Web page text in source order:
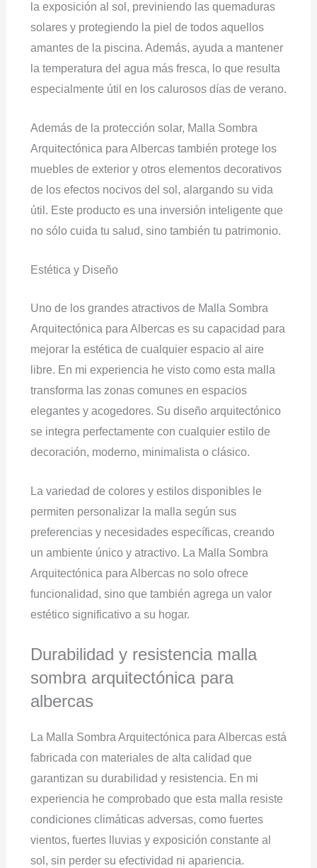
la exposición al sol, previniendo las quemaduras
solares y protegiendo la piel de todos aquellos
amantes de la piscina. Además, ayuda a mantener
la temperatura del agua más fresca, lo que resulta
especialmente útil en los calurosos días de verano.
Además de la protección solar, Malla Sombra
Arquitectónica para Albercas también protege los
muebles de exterior y otros elementos decorativos
de los efectos nocivos del sol, alargando su vida
útil. Este producto es una inversión inteligente que
no sólo cuida tu salud, sino también tu patrimonio.
Estética y Diseño
Uno de los grandes atractivos de Malla Sombra
Arquitectónica para Albercas es su capacidad para
mejorar la estética de cualquier espacio al aire
libre. En mi experiencia he visto como esta malla
transforma las zonas comunes en espacios
elegantes y acogedores. Su diseño arquitectónico
se integra perfectamente con cualquier estilo de
decoración, moderno, minimalista o clásico.
La variedad de colores y estilos disponibles le
permiten personalizar la malla según sus
preferencias y necesidades específicas, creando
un ambiente único y atractivo. La Malla Sombra
Arquitectónica para Albercas no solo ofrece
funcionalidad, sino que también agrega un valor
estético significativo a su hogar.
Durabilidad y resistencia malla
sombra arquitectónica para
albercas
La Malla Sombra Arquitectónica para Albercas está
fabricada con materiales de alta calidad que
garantizan su durabilidad y resistencia. En mi
experiencia he comprobado que esta malla resiste
condiciones climáticas adversas, como fuertes
vientos, fuertes lluvias y exposición constante al
sol, sin perder su efectividad ni apariencia.